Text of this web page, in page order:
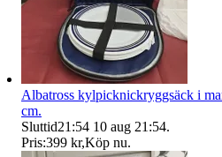
Albatross kylpicknickryggsäck i
cm.
Sluttid21:54 10 aug 21:54.
Pris:399 kr,Köp nu.